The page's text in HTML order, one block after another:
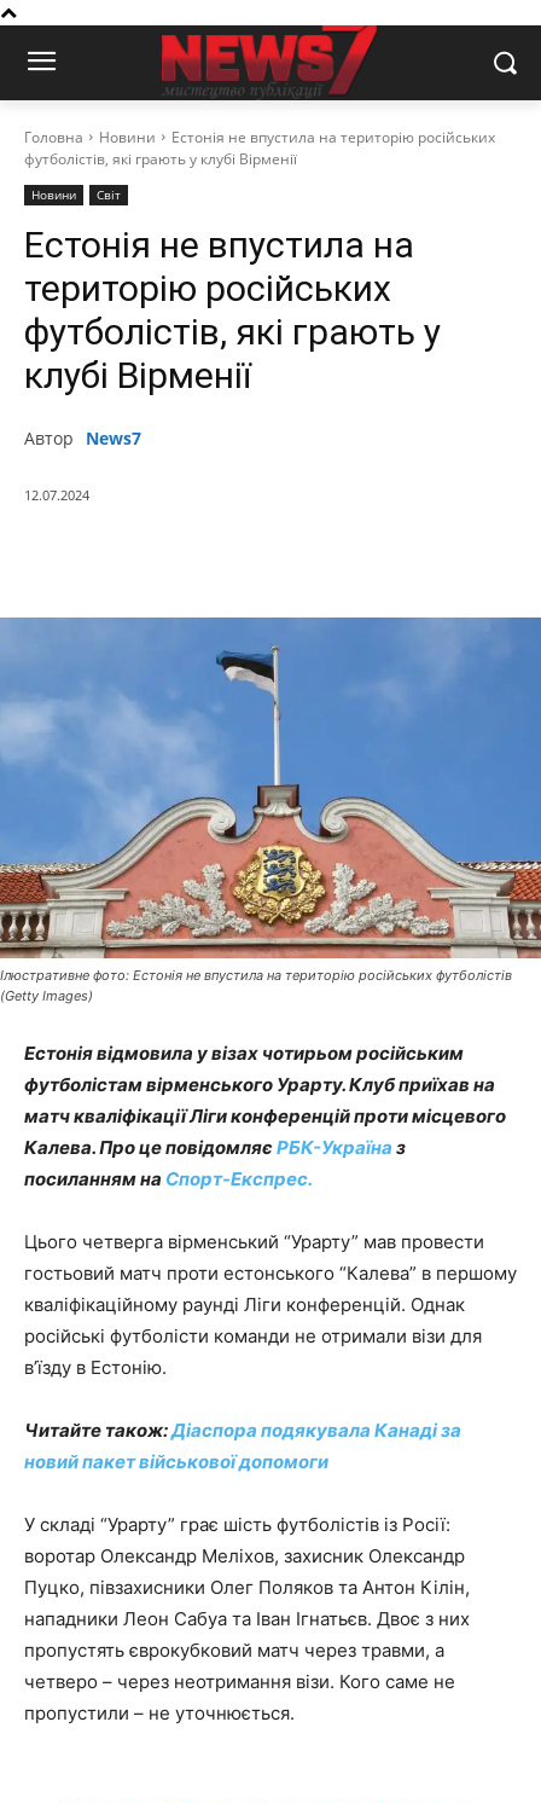
Головна Новини
Естонія не впустила на територію російських
футболістів, які грають у клубі Вірменії
Новини Світ
Естонія не впустила на
територію російських
футболістів, які грають у
клубі Вірменії
Автор News7
12.07.2024
Ілюстративне фото: Естонія не впустила на територію російських футболістів
(Getty Images)
Естонія відмовила у візах чотирьом російським
футболістам вірменського Урарту. Клуб приїхав на
матч кваліфікації Ліги конференцій проти місцевого
Калева. Про це повідомляєРБК-Україна з
посиланням на Спорт-Експрес.
Цього четверга вірменський “Урарту” мав провести
гостьовий матч проти естонського “Калева” в першому
кваліфікаційному раунді Ліги конференцій. Однак
російські футболісти команди не отримали візи для
в’їзду в Естонію.
Читайте також:Діаспора подякувала Канаді за
новий пакет військової допомоги
У складі “Урарту” грає шість футболістів із Росії:
воротар Олександр Меліхов, захисник Олександр
Пуцко, півзахисники Олег Поляков та Антон Кілін,
нападники Леон Сабуа та Іван Ігнатьєв. Двоє з них
пропустять єврокубковий матч через травми, а
четверо – через неотримання візи. Кого саме не
пропустили – не уточнюється.